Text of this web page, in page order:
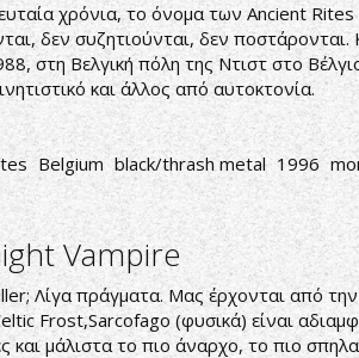
χρόνια, το όνομα των Ancient Rites
δεν συζητιούνται, δεν
στη Βελγική πόλη της Ντιστ στο
και άλλος από αυτοκτονία.
Belgium black/thrash metal 1996
Vampire
Λίγα πράγματα. Μας έρχονται από
Frost,Sarcofago (φυσικά) είναι
και μάλιστα το πιο άναρχο, το πιο